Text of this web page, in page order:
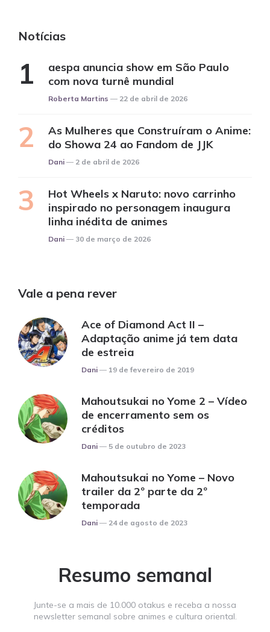
Notícias
aespa anuncia show em São Paulo
com nova turnê mundial
Posted
Roberta Martins 22 de abril de 2026
As Mulheres que Construíram o Anime:
do Showa 24 ao Fandom de JJK
Posted
Dani 2 de abril de 2026
Hot Wheels x Naruto: novo carrinho
inspirado no personagem inaugura
linha inédita de animes
Posted
Dani 30 de março de 2026
Vale a pena rever
Ace of Diamond Act II –
Adaptação anime já tem data
de estreia
Posted
Dani 19 de fevereiro de 2019
Mahoutsukai no Yome 2 – Vídeo
de encerramento sem os
créditos
Posted
Dani 5 de outubro de 2023
Mahoutsukai no Yome – Novo
trailer da 2º parte da 2º
temporada
Posted
Dani 24 de agosto de 2023
Resumo semanal
Junte-se a mais de 10.000 otakus e receba a nossa
newsletter semanal sobre animes e cultura oriental.